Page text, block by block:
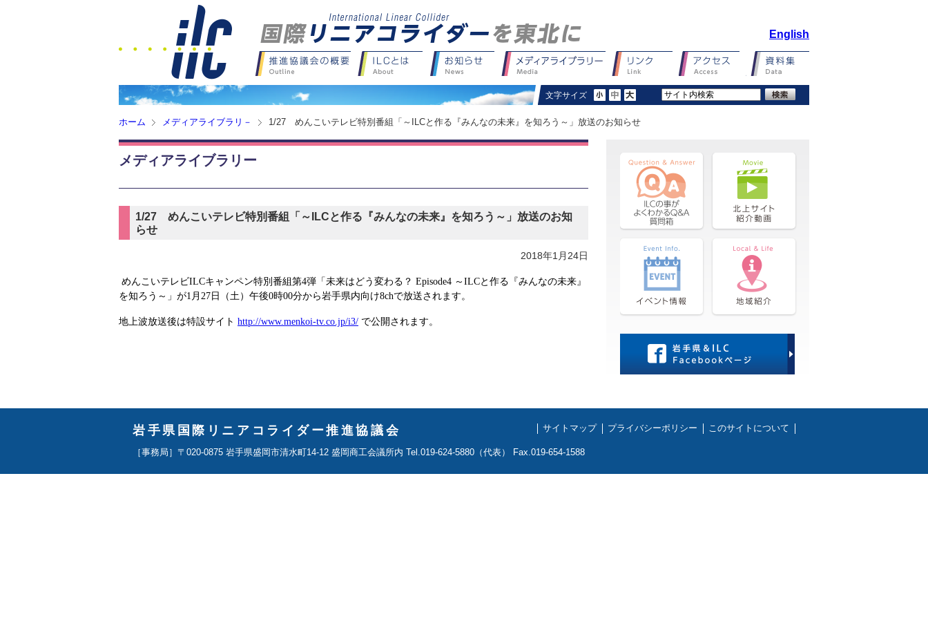
English
文字サイズ
ホーム メディアライブラリ－ 1/27 めんこいテレビ特別番組「～ILCと作る『みんなの未来』を知ろう～」放送のお知らせ
メディアライブラリー
1/27 めんこいテレビ特別番組「～ILCと作る『みんなの未来』を知ろう～」放送のお知
らせ
2018年1月24日
めんこいテレビILCキャンペン特別番組第4弾「未来はどう変わる？ Episode4 ～ ILCと作る『みんなの未来』
を知ろう～」が1 月27日（土）午後0時00分から岩手県内向け8chで放送されます。
地上波放送後は特設サイト http://www.menkoi-tv.co.jp/i3/ で公開されます。
岩手県国際リニアコライダー推進協議会
［事務局］〒020-0875 岩手県盛岡市清水町14-12 盛岡商工会議所内 Tel.019-624-5880（代表） Fax.019-654-1588
サイトマップ プライバシーポリシー このサイトについて